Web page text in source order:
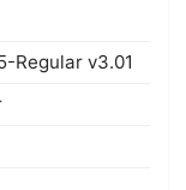
Regular v3.01